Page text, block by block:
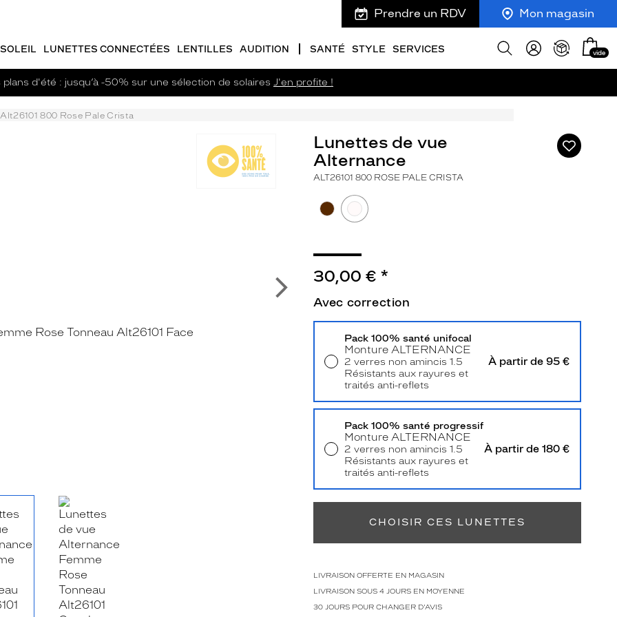
Prendre un RDV Mon magasin
LUNETTES CONNECTÉES LENTILLES AUDITION SANTÉ STYLE SERVICES
Afficher
Mon
panier
vide
plans d'été : jusqu’à -50% sur une sélection de solaires J'en profite !
Alt26101 800 Rose Pale Crista
Ajouter
à
Suivant
Lunettes de vue
Alternance
ALT26101 800 ROSE PALE CRISTA
30,00 € *
Avec correction
Pack 100% santé unifocal
Monture ALTERNANCE
2 verres non amincis 1.5
Résistants aux rayures et
traités anti-reflets
À partir de 95 €
Retrait en magasin Offert
Pack 100% santé progressif
Monture ALTERNANCE
2 verres non amincis 1.5
Résistants aux rayures et
traités anti-reflets
À partir de 180 €
CHOISIR CES LUNETTES
LIVRAISON OFFERTE EN MAGASIN
LIVRAISON SOUS 4 JOURS EN MOYENNE
30 JOURS POUR CHANGER D'AVIS